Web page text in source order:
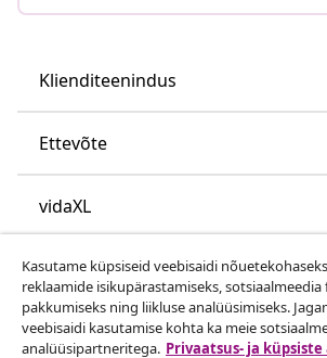
Klienditeenindus
Ettevõte
vidaXL
Vaata rohkem
Kasutame küpsiseid veebisaidi
reklaamide isikupärastamiseks,
pakkumiseks ning liikluse analüüsimiseks.
veebisaidi kasutamise kohta ka meie
analüüsipartneritega. Privaatsus- ja küpsiste